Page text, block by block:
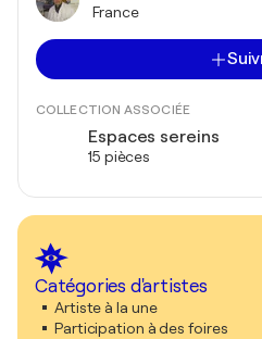
France
COLLECTION ASSOCIÉE
Espaces sereins
15 pièces
Catégories d'artistes
Artiste à la une
Participation à des foires